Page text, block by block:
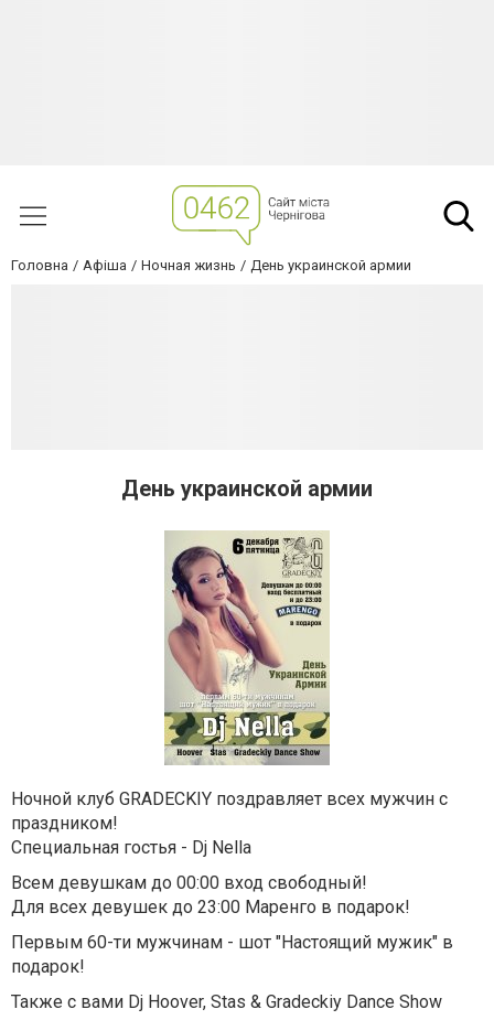
Головна Афіша Ночная жизнь День украинской армии
День украинской армии
Ночной клуб GRADECKIY поздравляет всех мужчин с
праздником!
Специальная гостья - Dj Nella
Всем девушкам до 00:00 вход свободный!
Для всех девушек до 23:00 Маренго в подарок!
Первым 60-ти мужчинам - шот "Настоящий мужик" в
подарок!
Также с вами Dj Hoover, Stas & Gradeckiy Dance Show